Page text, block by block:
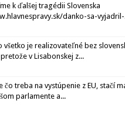
k ďalšej tragédii Slovenska
danko-sa-vyjadril-
všetko je realizovateľné bez
v Lisabonskej z...
čo treba na vystúpenie z EU, stačí
parlamente a...